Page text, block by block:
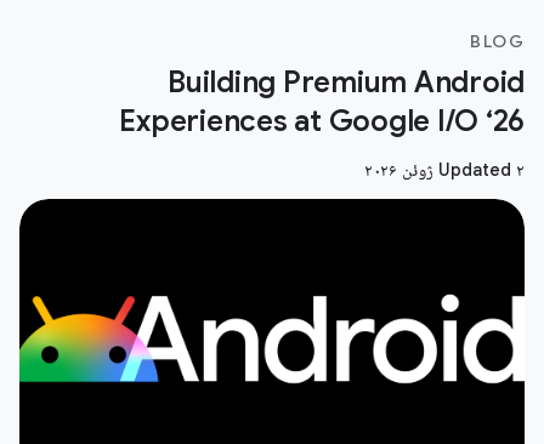
BLOG
Building Premium Android
Experiences at Google I/O ‘26
Updated ۲ ژوئن ۲۰۲۶